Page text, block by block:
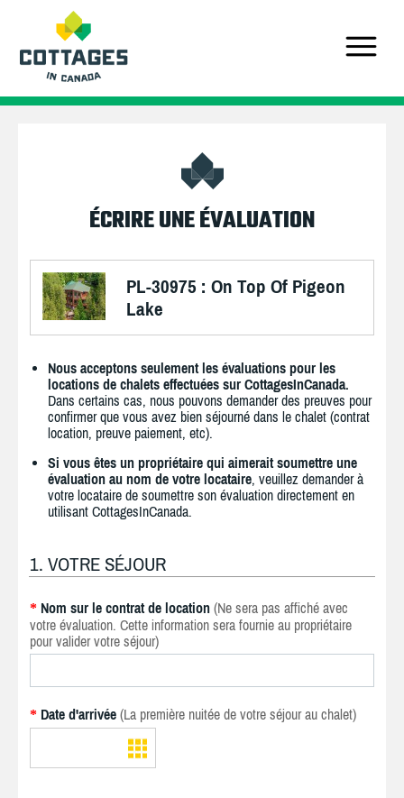
ÉCRIRE UNE ÉVALUATION
PL-30975 : On Top Of Pigeon
Lake
Nous acceptons seulement les évaluations pour les
locations de chalets effectuées sur CottagesInCanada.
Dans certains cas, nous pouvons demander des preuves pour
confirmer que vous avez bien séjourné dans le chalet (contrat
location, preuve paiement, etc).
Si vous êtes un propriétaire qui aimerait soumettre une
évaluation au nom de votre locataire, veuillez demander à
votre locataire de soumettre son évaluation directement en
utilisant CottagesInCanada.
1. VOTRE SÉJOUR
* Nom sur le contrat de location (Ne sera pas affiché avec
votre évaluation. Cette information sera fournie au propriétaire
pour valider votre séjour)
* Date d'arrivée (La première nuitée de votre séjour au chalet)